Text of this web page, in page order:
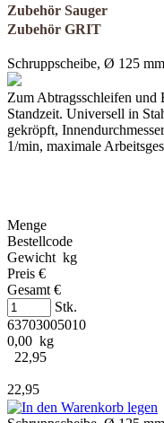
Zubehör Sauger
Zubehör GRIT
Schruppscheibe, Ø 125
Zum Abtragsschleifen und
Standzeit. Universell in
gekröpft,
1/min, maximale
Menge
Bestellcode
Gewicht kg
Preis €
Gesamt €
Stk.
63703005010
0,00 kg
22,95
22,95